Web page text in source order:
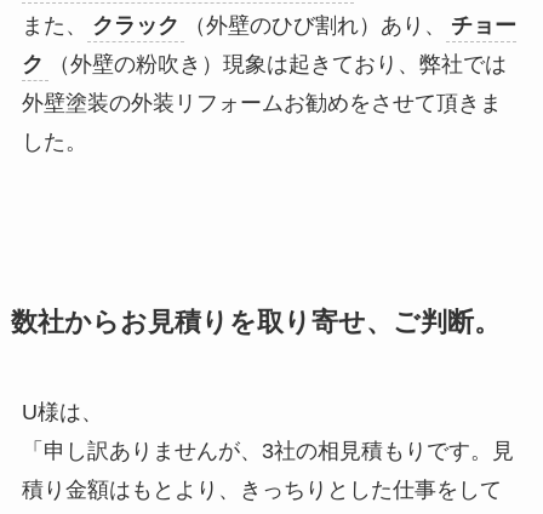
また、
クラック （外壁のひび割れ）あり、
チョー
ク
（外壁の粉吹き）現象は起きており、弊社では
外壁塗装の外装リフォームお勧めをさせて頂きま
した。
数社からお見積りを取り寄せ、ご判断。
U様は、
「申し訳ありませんが、3社の相見積もりです。見
積り金額はもとより、きっちりとした仕事をして